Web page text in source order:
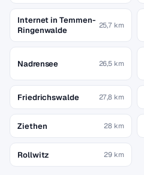
Internet in Temmen-
Ringenwalde
25,7 km
Nadrensee 26,5 km
Friedrichswalde 27,8 km
Ziethen 28 km
Rollwitz 29 km